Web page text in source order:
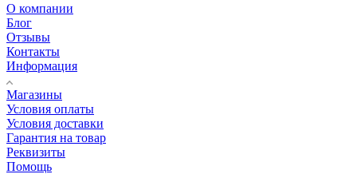
О компании
Блог
Отзывы
Контакты
Информация
Магазины
Условия оплаты
Условия доставки
Гарантия на товар
Реквизиты
Помощь